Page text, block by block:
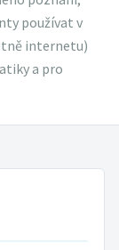
používat v
internetu)
a pro